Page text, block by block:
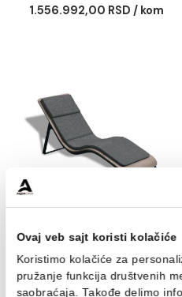
Hidromasažna kada
COPEN SPA C-SPA-002